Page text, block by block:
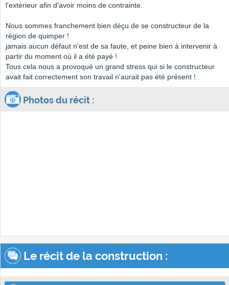
l'extérieur afin d'avoir moins de contrainte.
Nous sommes franchement bien déçu de se constructeur de la
région de quimper !
jamais aucun défaut n'est de sa faute, et peine bien à intervenir à
partir du moment où il a été payé !
Tous cela nous a provoqué un grand stress qui si le constructeur
avait fait correctement son travail n'aurait pas été présent !
Photos du récit :
Le récit de la construction :